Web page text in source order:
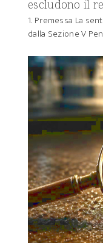
escludono il
1. Premessa La
dalla Sezione V